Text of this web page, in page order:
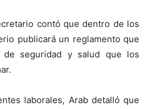
contó que dentro de los
publicará un reglamento que
de seguridad y salud que los
laborales, Arab detalló que